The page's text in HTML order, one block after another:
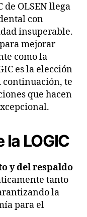
OLSEN llega
con
insuperable.
mejorar
como la
es la elección
continuación, te
que hacen
LOGIC
y del respaldo
tanto
la
para el